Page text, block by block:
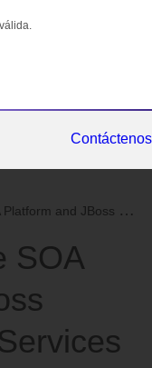
Contáctenos
Enterprise Data Services Platf...
SOA